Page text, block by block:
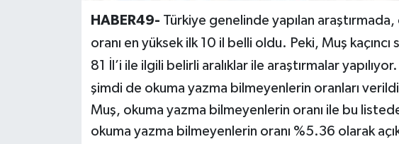
HABER49- Türkiye genelinde yapılan
oranı en yüksek ilk 10 il belli oldu. Peki, Muş
81 İl’i ile ilgili belirli aralıklar ile araştırmalar
şimdi de okuma yazma bilmeyenlerin oranları
Muş, okuma yazma bilmeyenlerin oranı ile bu
okuma yazma bilmeyenlerin oranı %5.36 olarak